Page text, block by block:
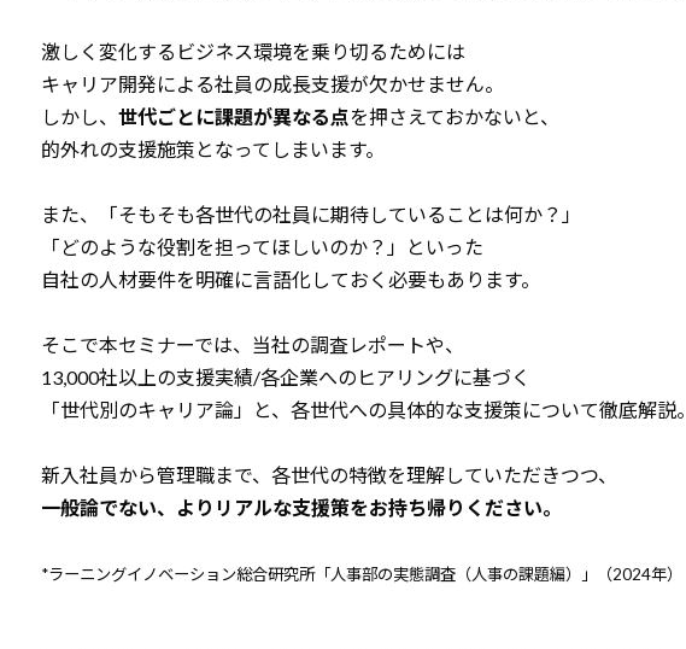
激しく変化するビジネス環境を乗り切るためには
キャリア開発による社員の成長支援が欠かせません。
しかし、 世代ごとに課題が異なる点を押さえておかないと、
的外れの支援施策となってしまいます。
また、「そもそも各世代の社員に期待していることは何か？」
「どのような役割を担ってほしいのか？」といった
自社の人材要件を明確に言語化しておく必要もあります。
そこで本セミナーでは、当社の調査レポートや、
13,000社以上の支援実績/各企業へのヒアリングに基づく
「世代別のキャリア論」と、各世代への具体的な支援策について徹底解説。
新入社員から管理職まで、各世代の特徴を理解していただきつつ、
一般論でない、よりリアルな支援策をお持ち帰りください。
*ラーニングイノベーション総合研究所「人事部の実態調査（人事の課題編）」（2024年）